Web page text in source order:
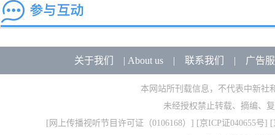
关于我们 | About us| 联系我们 | 广告
本网站所刊载信息，不代表中新社
未经授权禁止转载、摘编、
[ 网上传播视听节目许可证（0106168） ] [京ICP证040655号] [